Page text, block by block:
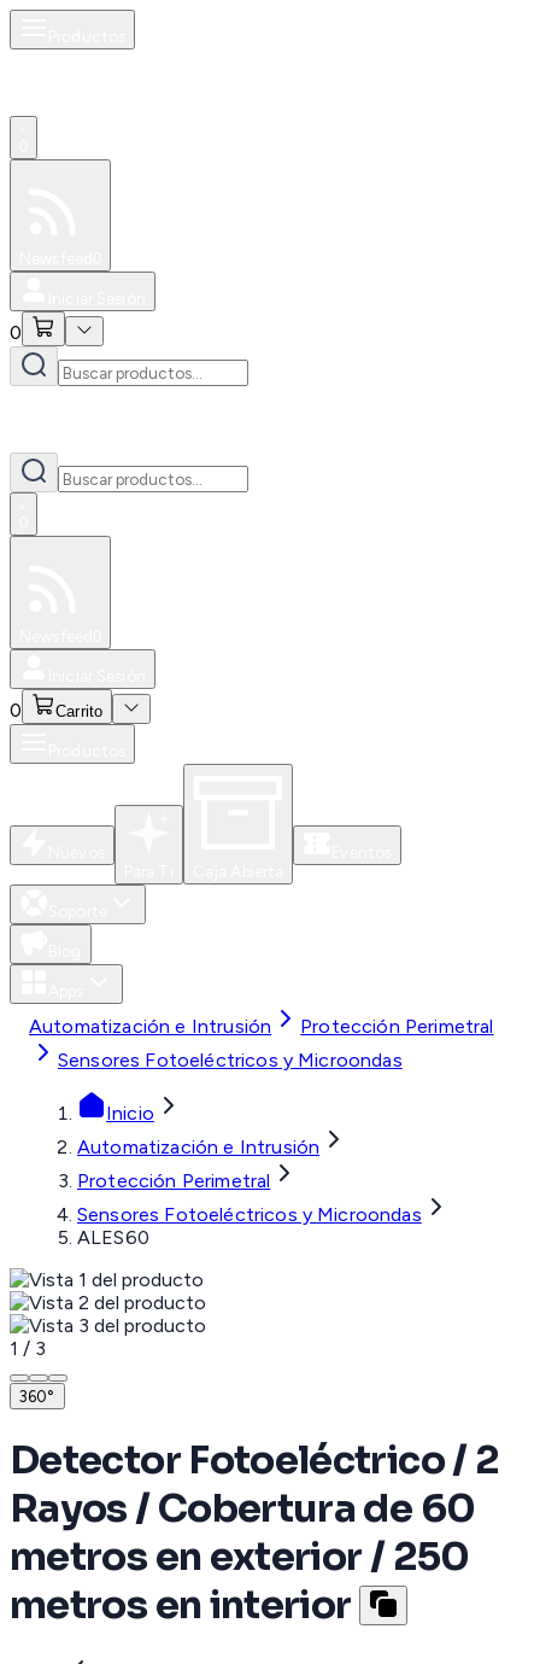
0
0 Carrito
Automatización e Intrusión
Protección Perimetral
Sensores Fotoeléctricos y Microondas
Inicio
Automatización e Intrusión
Protección Perimetral
Sensores Fotoeléctricos y Microondas
ALES60
1 / 3
360°
Detector Fotoeléctrico / 2
Rayos / Cobertura de 60
metros en exterior / 250
metros en interior